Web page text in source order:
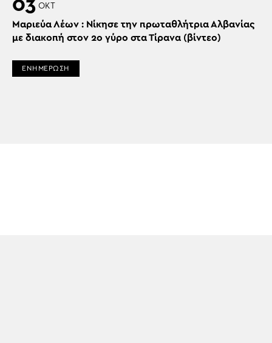
03 ΟΚΤ
Μαριεύα Λέων : Νίκησε την πρωταθλήτρια Αλβανίας
με διακοπή στον 2ο γύρο στα Τίρανα (βίντεο)
ΕΝΗΜΕΡΩΣΗ